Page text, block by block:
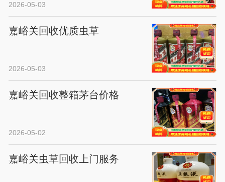
2026-05-03
嘉峪关回收优质虫草
2026-05-03
嘉峪关回收整箱茅台价格
2026-05-02
嘉峪关虫草回收上门服务